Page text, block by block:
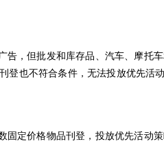
，但批发和库存品、汽车、摩托
登也不符合条件，无法投放优先活动
定价格物品刊登，投放优先活动